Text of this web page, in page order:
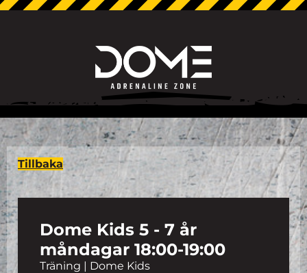
Tillbaka
Dome Kids 5 - 7 år
måndagar 18:00-19:00
Träning | Dome Kids